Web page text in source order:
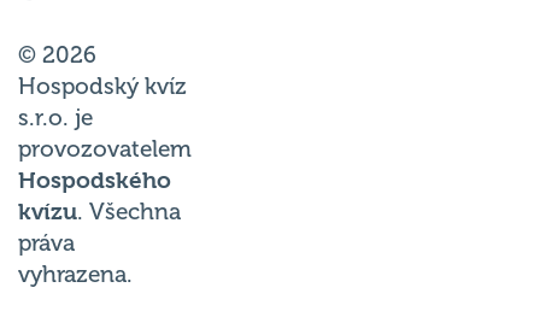
© 2026
Hospodský kvíz
s.r.o. je
provozovatelem
Hospodského
kvízu. Všechna
práva
vyhrazena.